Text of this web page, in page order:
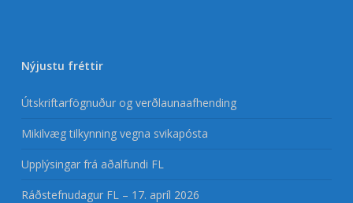
Nýjustu fréttir
Útskriftarfögnuður og verðlaunaafhending
Mikilvæg tilkynning vegna svikapósta
Upplýsingar frá aðalfundi FL
Ráðstefnudagur FL – 17. apríl 2026